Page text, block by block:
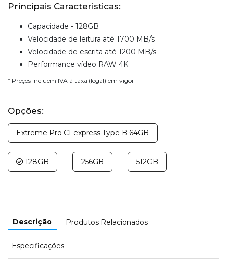
Principais Caracteristicas:
Capacidade - 128GB
Velocidade de leitura até 1700 MB/s
Velocidade de escrita até 1200 MB/s
Performance vídeo RAW 4K
* Preços incluem IVA à taxa (legal) em vigor
Opções:
Extreme Pro CFexpress Type B 64GB
128GB 256GB 512GB
Descrição Produtos Relacionados
Especificações